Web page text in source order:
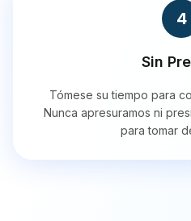
4
Sin
Tómese su tiempo para
Nunca apresuramos ni
para tomar